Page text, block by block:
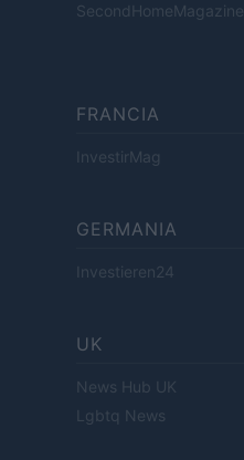
SecondHomeMagazine
FRANCIA
InvestirMag
GERMANIA
Investieren24
UK
News Hub UK
Lgbtq News